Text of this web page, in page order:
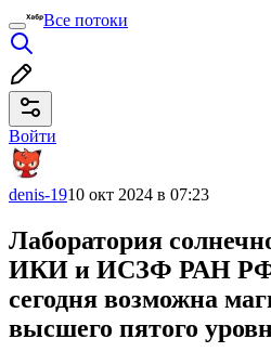
Все потоки
Войти
denis-1910 окт 2024 в 07:23
Лаборатория
ИКИ и ИСЗФ РАН
сегодня возможна
высшего пятого